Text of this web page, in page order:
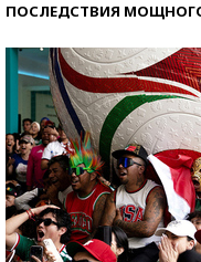
ПОСЛЕДСТВИЯ